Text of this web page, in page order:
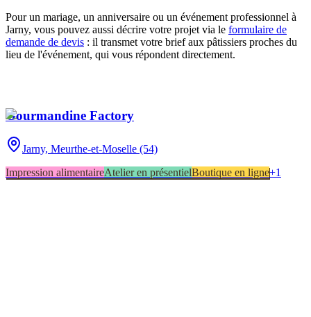
Pour un mariage, un anniversaire ou un événement professionnel à
Jarny, vous pouvez aussi décrire votre projet via le formulaire de
demande de devis : il transmet votre brief aux pâtissiers proches du
lieu de l'événement, qui vous répondent directement.
Gourmandine Factory
Jarny, Meurthe-et-Moselle (54)
Impression alimentaireAtelier en présentielBoutique en ligne+1